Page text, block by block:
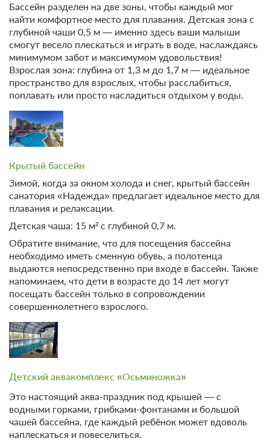
Бассейн разделен на две зоны, чтобы каждый мог
найти комфортное место для плавания. Детская зона с
глубиной чаши 0,5 м — именно здесь ваши малыши
смогут весело плескаться и играть в воде, наслаждаясь
минимумом забот и максимумом удовольствия!
Взрослая зона: глубина от 1,3 м до 1,7 м — идеальное
пространство для взрослых, чтобы расслабиться,
поплавать или просто насладиться отдыхом у воды.
Крытый бассейн
Зимой, когда за окном холода и снег, крытый бассейн
санатория «Надежда» предлагает идеальное место для
плавания и релаксации.
Детская чаша: 15 м² с глубиной 0,7 м.
Обратите внимание, что для посещения бассейна
необходимо иметь сменную обувь, а полотенца
выдаются непосредственно при входе в бассейн. Также
напоминаем, что дети в возрасте до 14 лет могут
посещать бассейн только в сопровождении
совершеннолетнего взрослого.
Детский аквакомплекс «Осьминожка»
Это настоящий аква-праздник под крышей — с
водными горками, грибками-фонтанами и большой
чашей бассейна, где каждый ребёнок может вдоволь
наплескаться и повеселиться.